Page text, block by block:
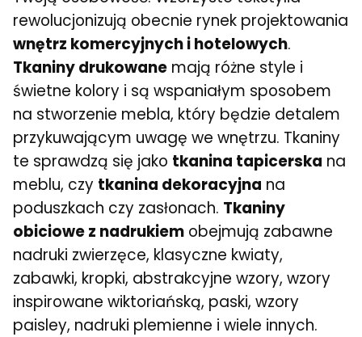
rewolucjonizują obecnie rynek projektowania
wnętrz komercyjnych i hotelowych.
Tkaniny drukowane mają różne style i
świetne kolory i są wspaniałym sposobem
na stworzenie mebla, który będzie detalem
przykuwającym uwagę we wnętrzu. Tkaniny
te sprawdzą się jako tkanina tapicerska na
meblu, czy tkanina dekoracyjna na
poduszkach czy zasłonach. Tkaniny
obiciowe z nadrukiem obejmują zabawne
nadruki zwierzęce, klasyczne kwiaty,
zabawki, kropki, abstrakcyjne wzory, wzory
inspirowane wiktoriańską, paski, wzory
paisley, nadruki plemienne i wiele innych.